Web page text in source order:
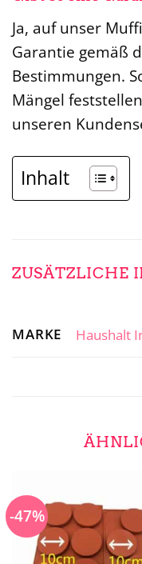
Ja, auf unser
Garantie gemäß
Bestimmungen.
Mängel
unseren
Inhalt
ZUSÄTZLICHE
MARKE Haushalt
-47%